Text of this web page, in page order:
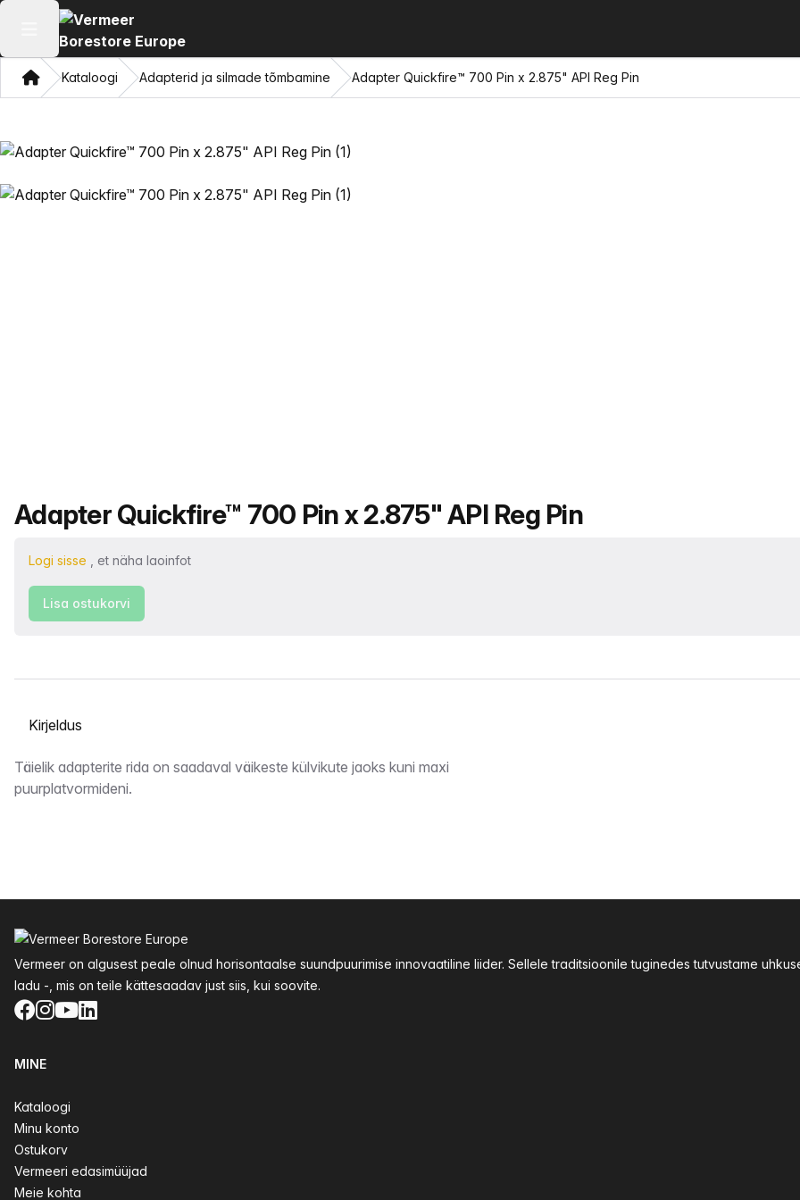
Ava peamenüü
KoduKataloogi Adapterid ja silmade tõmbamine Adapter Quickfire™ 700 Pin x 2.875" API Reg Pin
Toote nimi
Adapter Quickfire™ 700 Pin x 2.875" API Reg Pin
Logi sisse , et näha laoinfot
Lisa ostukorvi
Vahekaardi valimine
Kirjeldus
Täielik adapterite rida on saadaval väikeste külvikute jaoks kuni maxi
puurplatvormideni.
Vermeer on algusest peale olnud horisontaalse suundpuurimise innovaatiline liider. Sellele traditsioonile tuginedes tutvustame
ladu -, mis on teile kättesaadav just siis, kui soovite.
Facebook
Instagram
YouTube
LinkedIn
MINE
Kataloogi
Minu konto
Ostukorv
Vermeeri edasimüüjad
Meie kohta